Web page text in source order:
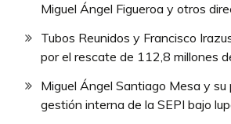
Miguel Ángel Figueroa y otros
Tubos Reunidos y Francisco
por el rescate de 112,8 millones
Miguel Ángel Santiago Mesa y su
gestión interna de la SEPI bajo